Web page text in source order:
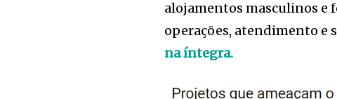
alojamentos masculinos e
operações, atendimento e
na íntegra.